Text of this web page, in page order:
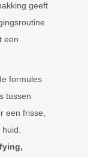
geeft
een
formules
tussen
een frisse,